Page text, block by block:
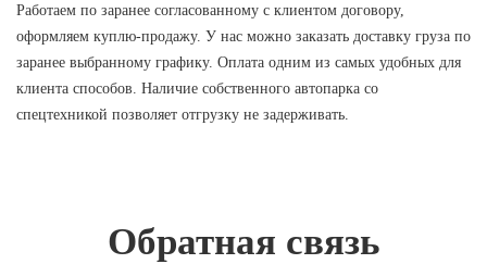
Работаем по заранее согласованному с клиентом договору,
оформляем куплю-продажу. У нас можно заказать доставку груза по
заранее выбранному графику. Оплата одним из самых удобных для
клиента способов. Наличие собственного автопарка со
спецтехникой позволяет отгрузку не задерживать.
Обратная связь